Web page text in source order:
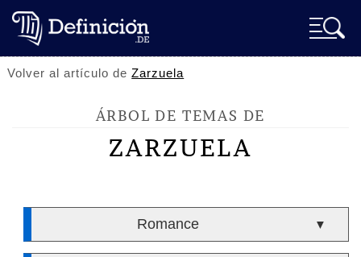
Volver al artículo deZarzuela
ÁRBOL DE TEMAS DE
ZARZUELA
Romance ▼